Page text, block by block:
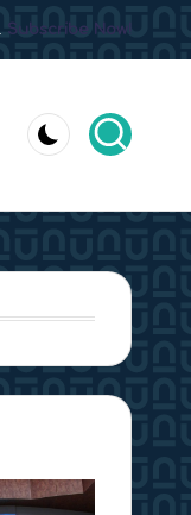
Subscribe Now!